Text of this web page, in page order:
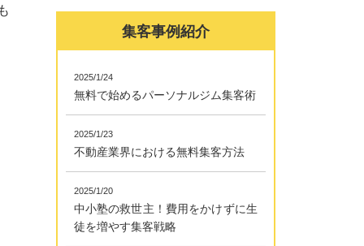
集客事例紹介
2025/1/24
無料で始めるパーソナルジム集客術
2025/1/23
不動産業界における無料集客方法
2025/1/20
中小塾の救世主！費用をかけずに生
徒を増やす集客戦略